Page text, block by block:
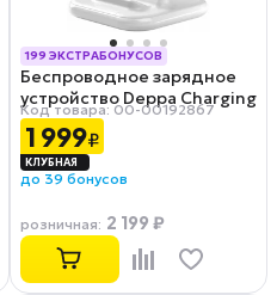
199 ЭКСТРАБОНУСОВ
РАССРОЧКА 0-0-12
Беспроводное зарядное
устройство Deppa Charging
Stand 15W, белый
Код товара: 00-00192867
1 999₽
до 39 бонусов
розничная: 2 199 ₽